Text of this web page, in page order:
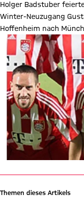
Holger Badstuber
Winter-Neuzugang
Hoffenheim nach
Themen dieses Artikels